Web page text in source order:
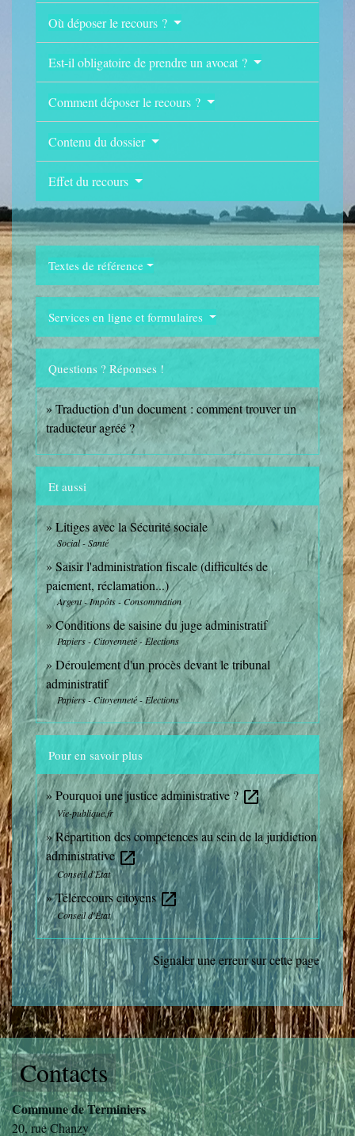
Où déposer le recours ?
Est-il obligatoire de prendre un avocat ?
Comment déposer le recours ?
Contenu du dossier
Effet du recours
Textes de référence
Services en ligne et formulaires
Questions ? Réponses !
Traduction d'un document : comment trouver un
traducteur agréé ?
Et aussi
Litiges avec la Sécurité sociale
Social - Santé
Saisir l'administration fiscale (difficultés de
paiement, réclamation...)
Argent - Impôts - Consommation
Conditions de saisine du juge administratif
Papiers - Citoyenneté - Élections
Déroulement d'un procès devant le tribunal
administratif
Papiers - Citoyenneté - Élections
Pour en savoir plus
Pourquoi une justice administrative ?open_in_new
Vie-publique.fr
Répartition des compétences au sein de la juridiction
administrativeopen_in_new
Conseil d'État
Télérecours citoyensopen_in_new
Conseil d'État
Signaler une erreur sur cette page
Contacts
Commune de Terminiers
20, rue Chanzy